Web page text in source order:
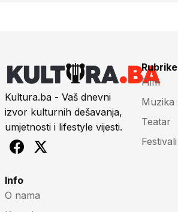
Kultura.ba - Vaš dnevni
izvor kulturnih dešavanja,
umjetnosti i lifestyle vijesti.
Rubrike
Film
Muzika
Teatar
Festivali
Info
O nama